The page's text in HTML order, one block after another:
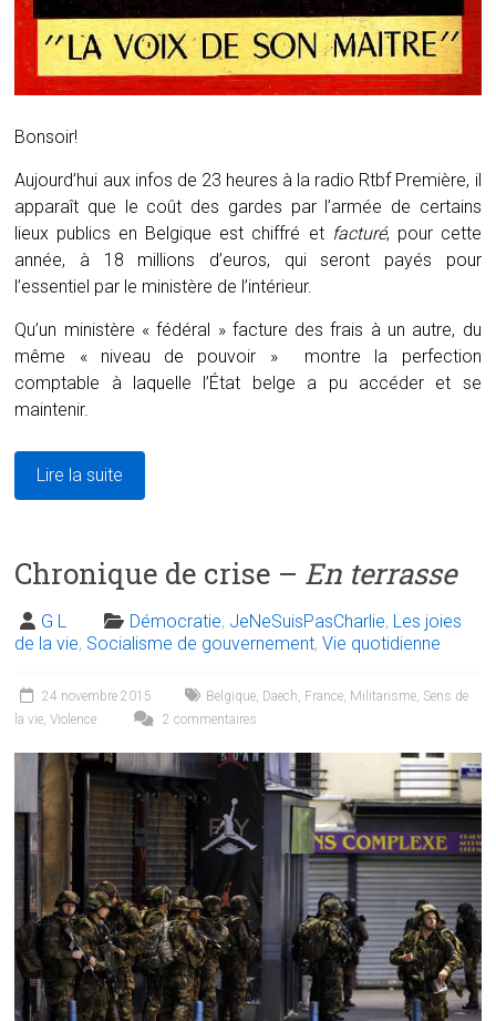
Bonsoir!
Aujourd’hui aux infos de 23 heures à la radio Rtbf Première, il
apparaît que le coût des gardes par l’armée de certains
lieux publics en Belgique est chiffré et facturé, pour cette
année, à 18 millions d’euros, qui seront payés pour
l’essentiel par le ministère de l’intérieur.
Qu’un ministère « fédéral » facture des frais à un autre, du
même « niveau de pouvoir » montre la perfection
comptable à laquelle l’État belge a pu accéder et se
maintenir.
Lire la suite
Chronique de crise – En terrasse
G L Démocratie, JeNeSuisPasCharlie, Les joies
de la vie, Socialisme de gouvernement,Vie quotidienne
24 novembre 2015 Belgique Daech France Militarisme Sens de
la vie ,Violence 2 commentaires